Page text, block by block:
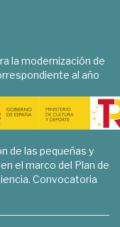
la modernización de
al año
de las pequeñas y
el marco del Plan de
Convocatoria